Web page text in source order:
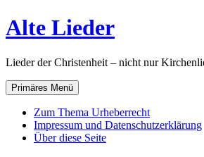
Zum
Inhalt
Alte Lieder
Lieder der Christenheit – nicht nur
Primäres Menü
Zum Thema Urheberrecht
Impressum und Datenschutzerklärung
Über diese Seite